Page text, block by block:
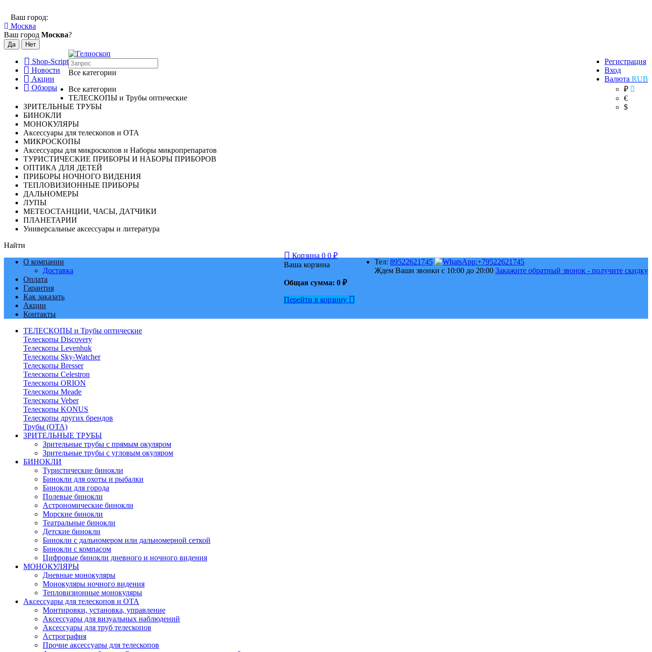
Ваш город:
Москва
Ваш город Москва?
Shop-Script
Новости
Акции
Обзоры
Регистрация
Вход
Валюта RUB
₽
€
$
Все категории
Все категории
ТЕЛЕСКОПЫ и Трубы оптические
ЗРИТЕЛЬНЫЕ ТРУБЫ
БИНОКЛИ
МОНОКУЛЯРЫ
Аксессуары для телескопов и ОТА
МИКРОСКОПЫ
Аксессуары для микроскопов и Наборы микропрепаратов
ТУРИСТИЧЕСКИЕ ПРИБОРЫ И НАБОРЫ ПРИБОРОВ
ОПТИКА ДЛЯ ДЕТЕЙ
ПРИБОРЫ НОЧНОГО ВИДЕНИЯ
ТЕПЛОВИЗИОННЫЕ ПРИБОРЫ
ДАЛЬНОМЕРЫ
ЛУПЫ
МЕТЕОСТАНЦИИ, ЧАСЫ, ДАТЧИКИ
ПЛАНЕТАРИИ
Универсальные аксессуары и литература
Найти
Тел: 89522621745
Ждем Ваши звонки с 10:00 до 20:00 Закажите обратный звонок - получите скидку
Корзина 0 0 ₽
Ваша корзина
Общая сумма: 0 ₽
Перейти в корзину
О компании
Доставка
Оплата
Гарантия
Как заказать
Акции
Контакты
ТЕЛЕСКОПЫ и Трубы оптические
Телескопы Discovery
Телескопы Levenhuk
Телескопы Sky-Watcher
Телескопы Bresser
Телескопы Celestron
Телескопы ORION
Телескопы Meade
Телескопы Veber
Телескопы KONUS
Телескопы других брендов
Трубы (ОТА)
ЗРИТЕЛЬНЫЕ ТРУБЫ
Зрительные трубы с прямым окуляром
Зрительные трубы с угловым окуляром
БИНОКЛИ
Туристические бинокли
Бинокли для охоты и рыбалки
Бинокли для города
Полевые бинокли
Астрономические бинокли
Морские бинокли
Театральные бинокли
Детские бинокли
Бинокли с дальномером или дальномерной сеткой
Бинокли с компасом
Цифровые бинокли дневного и ночного видения
МОНОКУЛЯРЫ
Дневные монокуляры
Монокуляры ночного видения
Тепловизионные монокуляры
Аксессуары для телескопов и ОТА
Монтировки, установка, управление
Аксессуары для визуальных наблюдений
Аксессуары для труб телескопов
Астрография
Прочие аксессуары для телескопов